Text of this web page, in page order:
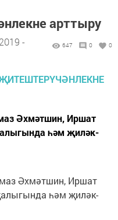
арттыру
-
647 0 0
Әхмәтшин, Иршат
һәм җиләк-
Әхмәтшин, Иршат
һәм җиләк-